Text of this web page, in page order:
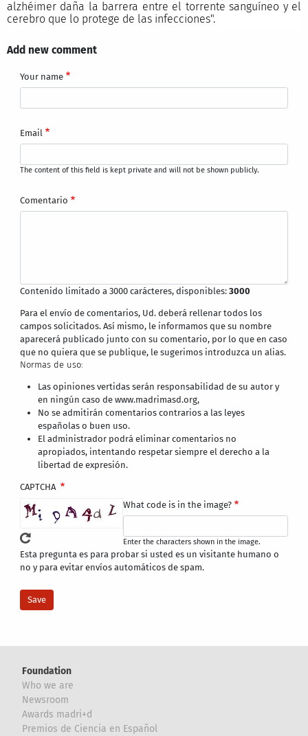
alzhéimer daña la barrera entre el torrente sanguíneo y el
cerebro que lo protege de las infecciones".
Add new comment
Your name
Email
The content of this field is kept private and will not be shown publicly.
Comentario
Contenido limitado a 3000 carácteres, disponibles:3000
Para el envío de comentarios, Ud. deberá rellenar todos los
campos solicitados. Así mismo, le informamos que su nombre
aparecerá publicado junto con su comentario, por lo que en caso
que no quiera que se publique, le sugerimos introduzca un alias.
Normas de uso:
Las opiniones vertidas serán responsabilidad de su autor y
en ningún caso de www.madrimasd.org,
No se admitirán comentarios contrarios a las leyes
españolas o buen uso.
El administrador podrá eliminar comentarios no
apropiados, intentando respetar siempre el derecho a la
libertad de expresión.
CAPTCHA
What code is in the image?
Enter the characters shown in the image.
Esta pregunta es para probar si usted es un visitante humano o
no y para evitar envíos automáticos de spam.
Foundation
Who we are
Newsroom
Awards madri+d
Premios de Ciencia en Español